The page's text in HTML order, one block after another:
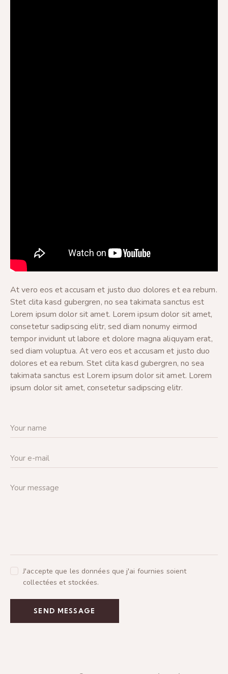
At vero eos et accusam et justo duo dolores et ea rebum.
Stet clita kasd gubergren, no sea takimata sanctus est
Lorem ipsum dolor sit amet. Lorem ipsum dolor sit amet,
consetetur sadipscing elitr, sed diam nonumy eirmod
tempor invidunt ut labore et dolore magna aliquyam erat,
sed diam voluptua. At vero eos et accusam et justo duo
dolores et ea rebum. Stet clita kasd gubergren, no sea
takimata sanctus est Lorem ipsum dolor sit amet. Lorem
ipsum dolor sit amet, consetetur sadipscing elitr.
J'accepte que les données que j'ai fournies soient
collectées et stockées.
SEND MESSAGE